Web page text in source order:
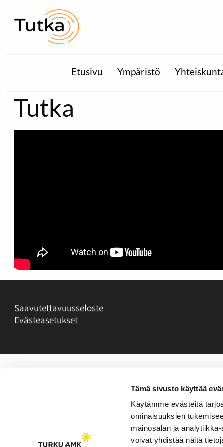
Tämä sivusto käyttää
Käytämme evästeitä
ominaisuuksien
mainosalan ja
voivat yhdistää näitä
Etusivu Ympäristö
Tutka
Saavutettavuusseloste
Evästeasetukset